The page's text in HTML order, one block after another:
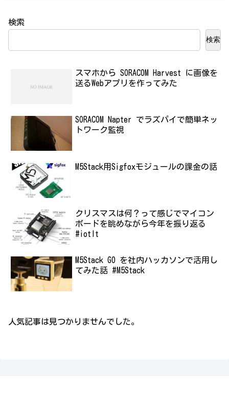
検索
検索
スマホから SORACOM Harvest に画像を
送るWebアプリを作ってみた
SORACOM Napter でラズパイで簡単ネッ
トワーク監視
M5Stack用Sigfoxモジュールの課金の話
クリスマスは何？って感じでマイコン
ボードを眺めながら今年を振り返る
#iotlt
M5Stack GO を社内ハッカソンで活用し
てみた話 #M5Stack
人気記事は見つかりませんでした。